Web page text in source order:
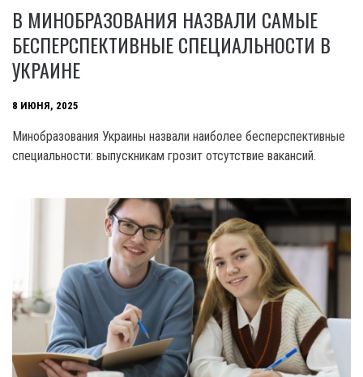
В МИНОБРАЗОВАНИЯ НАЗВАЛИ САМЫЕ
БЕСПЕРСПЕКТИВНЫЕ СПЕЦИАЛЬНОСТИ В
УКРАИНЕ
8 ИЮНЯ, 2025
Минобразования Украины назвали наиболее бесперспективные
специальности: выпускникам грозит отсутствие вакансий.